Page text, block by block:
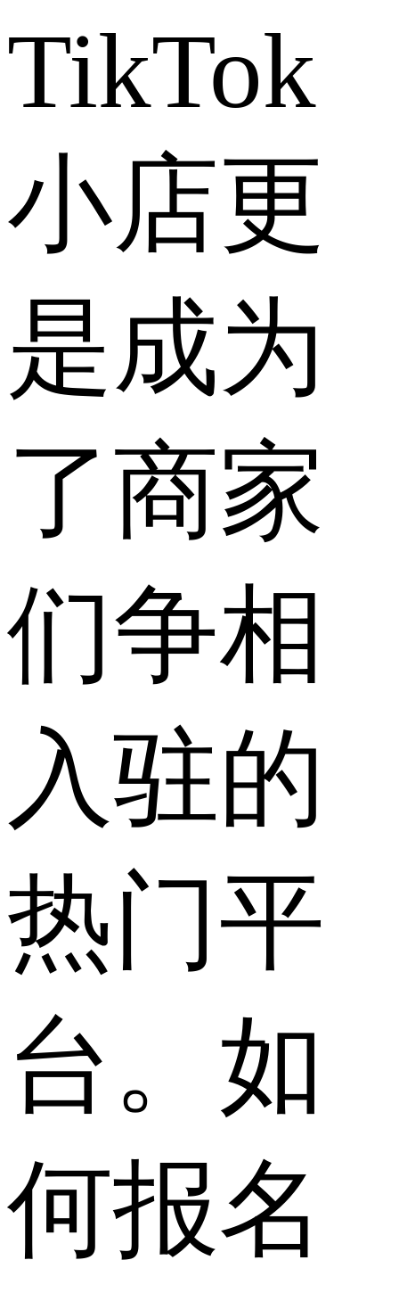
TikTok
小店更
是成为
了商家
们争相
入驻的
热门平
台。如
何报名